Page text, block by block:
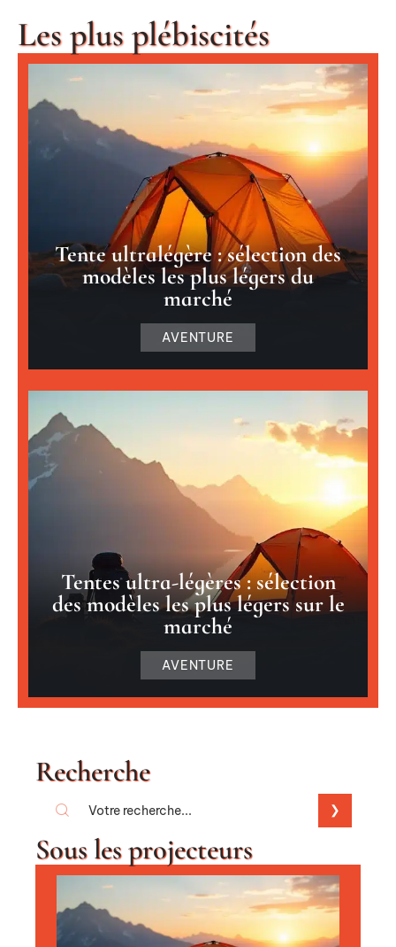
Les plus plébiscités
Tente ultralégère : sélection des
modèles les plus légers du
marché
AVENTURE
Tentes ultra-légères : sélection
des modèles les plus légers sur le
marché
AVENTURE
Recherche
Sous les projecteurs